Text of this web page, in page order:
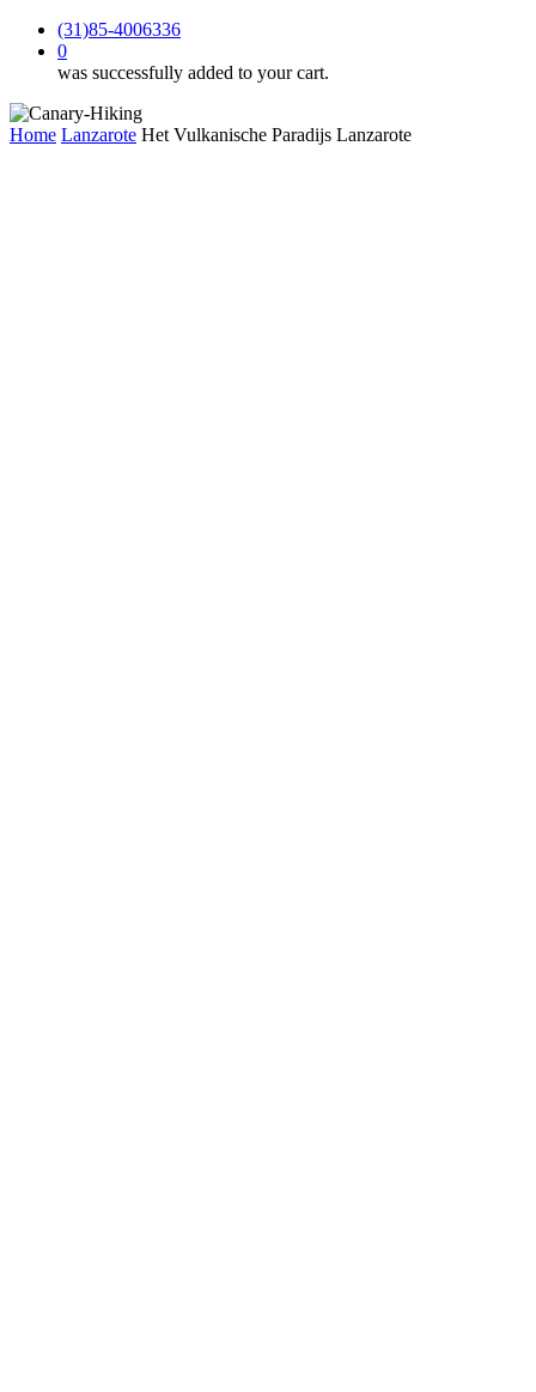
(31)85-4006336
0
was successfully added to your cart.
Home Lanzarote Het Vulkanische Paradijs Lanzarote